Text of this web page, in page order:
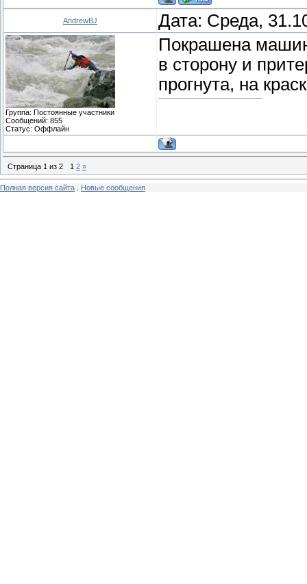
AndrewBJ Дата: Среда,
Группа: Постоянные участники
Сообщений: 855
Статус: Оффлайн
Покрашена
в сторону и
прогнута, на
Страница 1 из 2 1 2 »
Полная версия сайта Новые сообщения